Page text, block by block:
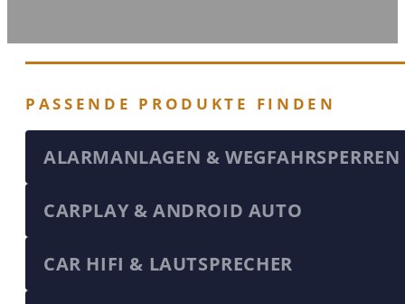
PASSENDE PRODUKTE FINDEN
ALARMANLAGEN & WEGFAHRSPERREN
CARPLAY & ANDROID AUTO
CAR HIFI & LAUTSPRECHER